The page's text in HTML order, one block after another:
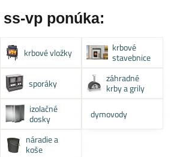
ss-vp ponúka:
krbové vložky
krbové
stavebnice
sporáky
záhradné
krby a grily
izolačné
dosky
dymovody
náradie a
koše